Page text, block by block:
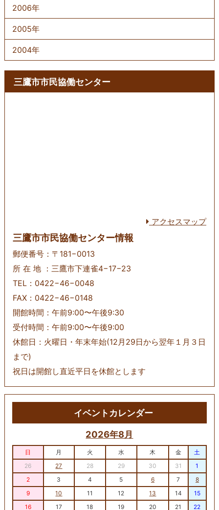
2006年
2005年
2004年
三鷹市市民協働センター
アクセスマップ
三鷹市市民協働センター情報
郵便番号：〒181−0013
所 在 地 ：三鷹市下連雀4−17−23
TEL：0422−46−0048
FAX：0422−46−0148
開館時間：午前9:00〜午後9:30
受付時間：午前9:00〜午後9:00
休館日：火曜日・年末年始(12月29日から翌年１月３日
まで)
祝日は開館し直近平日を休館とします
イベントカレンダー
2026年8月
日 月 火 水 木 金
土
26
27 28 29 30 31
1
2
3 4 5 6 7
8
9
10 11 12 13 14
15
16
17 18 19 20 21
22